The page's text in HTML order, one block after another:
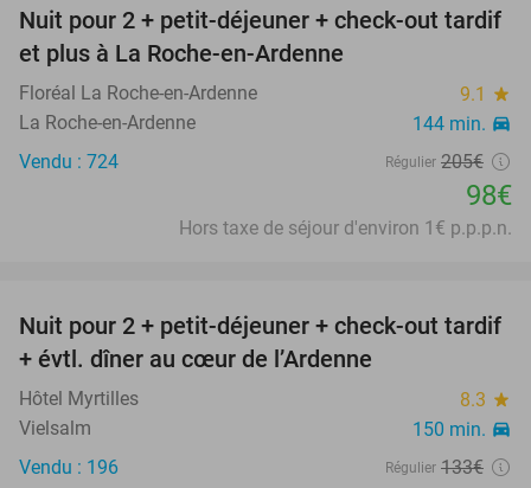
52%
Nuit pour 2 + petit-déjeuner + check-out tardif
et plus à La Roche-en-Ardenne
Floréal La Roche-en-Ardenne 9.1 star
La Roche-en-Ardenne 144 min. directions_car
Vendu : 724 Régulier 205€
98€
Hors taxe de séjour d'environ 1€ p.p.p.n.
41%
Nuit pour 2 + petit-déjeuner + check-out tardif
+ évtl. dîner au cœur de l’Ardenne
Hôtel Myrtilles 8.3 star
Vielsalm 150 min. directions_car
Vendu : 196 Régulier 133€